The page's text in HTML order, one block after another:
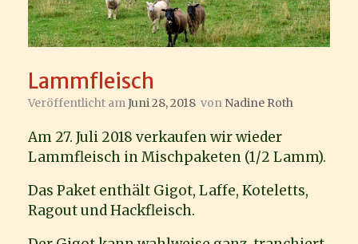
Lammfleisch
Veröffentlicht amJuni 28, 2018 von Nadine Roth
Am 27. Juli 2018 verkaufen wir wieder
Lammfleisch in Mischpaketen (1/2 Lamm).
Das Paket enthält Gigot, Laffe, Koteletts,
Ragout und Hackfleisch.